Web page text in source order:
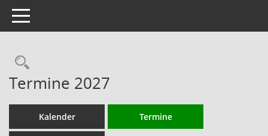
Toggle navigation
Rechercheauswahl
Termine 2027
Kalender Termine